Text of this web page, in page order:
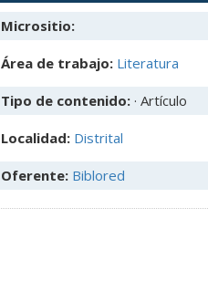
Micrositio:
Área de trabajo: Literatura
Tipo de contenido: · Artículo
Localidad: Distrital
Oferente: Biblored